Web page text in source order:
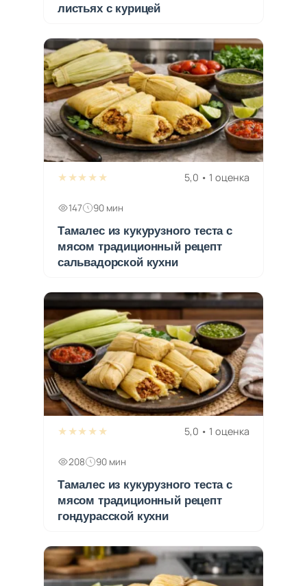
листьях с курицей
★★★★★ 5,0 • 1 оценка
147 90 мин
Тамалес из кукурузного теста с
мясом традиционный рецепт
сальвадорской кухни
★★★★★ 5,0 • 1 оценка
208 90 мин
Тамалес из кукурузного теста с
мясом традиционный рецепт
гондурасской кухни